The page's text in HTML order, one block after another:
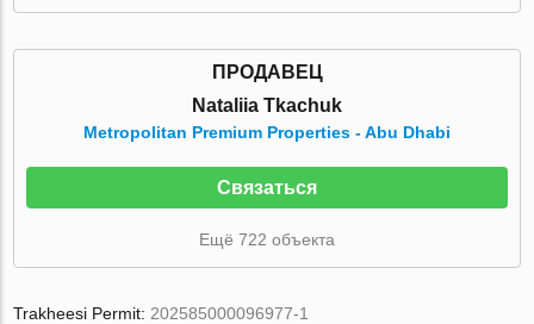
ПРОДАВЕЦ
Nataliia Tkachuk
Metropolitan Premium Properties - Abu Dhabi
Связаться
Ещё 722 объекта
Trakheesi Permit: 202585000096977-1